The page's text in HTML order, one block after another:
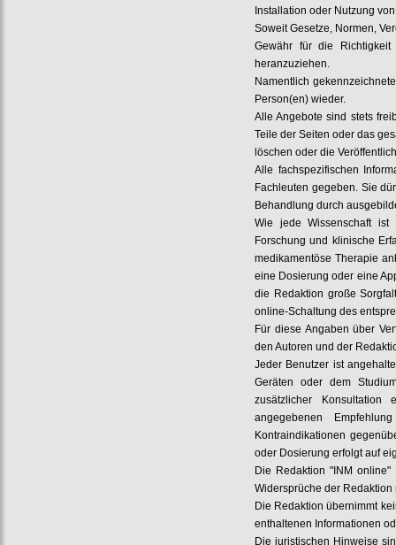
Installation oder Nutzung
Soweit Gesetze, Normen,
Gewähr für die
heranzuziehen.
Namentlich
Person(en) wieder.
Alle Angebote sind stets
Teile der Seiten oder das
löschen oder die
Alle fachspezifischen
Fachleuten gegeben. Sie
Behandlung durch
Wie jede Wissenschaft ist
Forschung und klinische
medikamentöse Therapie
eine Dosierung oder eine
die Redaktion große
online-Schaltung des
Für diese Angaben über
den Autoren und der
Jeder Benutzer ist
Geräten oder dem
zusätzlicher
angegebenen
Kontraindikationen
oder Dosierung erfolgt auf
Die Redaktion "INM
Widersprüche der Redaktion
Die Redaktion übernimmt
enthaltenen Informationen
Die juristischen Hinweise